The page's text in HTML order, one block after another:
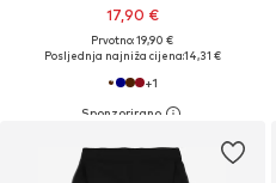
17,90 €
Prvotno: 19,90 €
Posljednja najniža cijena:14,31 €
+1